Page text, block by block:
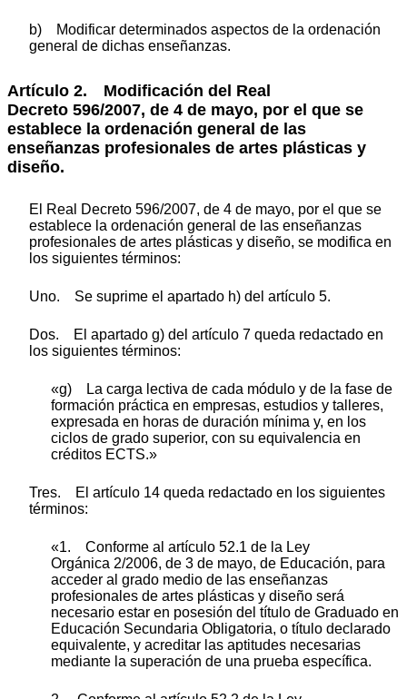
b) Modificar determinados aspectos de la ordenación
general de dichas enseñanzas.
Artículo 2. Modificación del Real
Decreto 596/2007, de 4 de mayo, por el que se
establece la ordenación general de las
enseñanzas profesionales de artes plásticas y
diseño.
El Real Decreto 596/2007, de 4 de mayo, por el que se
establece la ordenación general de las enseñanzas
profesionales de artes plásticas y diseño, se modifica en
los siguientes términos:
Uno. Se suprime el apartado h) del artículo 5.
Dos. El apartado g) del artículo 7 queda redactado en
los siguientes términos:
«g) La carga lectiva de cada módulo y de la fase de
formación práctica en empresas, estudios y talleres,
expresada en horas de duración mínima y, en los
ciclos de grado superior, con su equivalencia en
créditos ECTS.»
Tres. El artículo 14 queda redactado en los siguientes
términos:
«1. Conforme al artículo 52.1 de la Ley
Orgánica 2/2006, de 3 de mayo, de Educación, para
acceder al grado medio de las enseñanzas
profesionales de artes plásticas y diseño será
necesario estar en posesión del título de Graduado en
Educación Secundaria Obligatoria, o título declarado
equivalente, y acreditar las aptitudes necesarias
mediante la superación de una prueba específica.